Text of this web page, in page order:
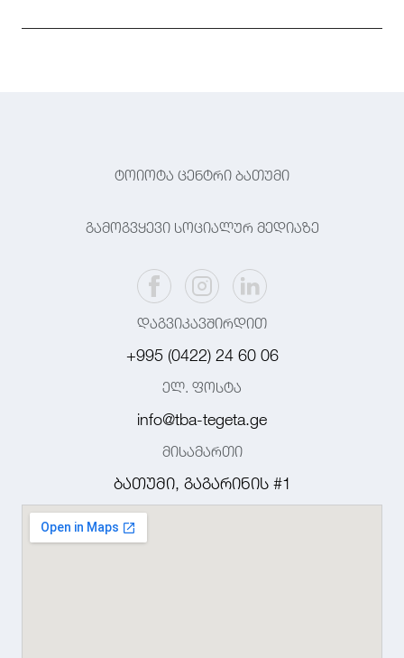
ტოიოტა ცენტრი ბათუმი
გამოგვყევი სოციალურ მედიაზე
დაგვიკავშირდით
+995 (0422) 24 60 06
ელ. ფოსტა
info@tba-tegeta.ge
მისამართი
ბათუმი, გაგარინის #1